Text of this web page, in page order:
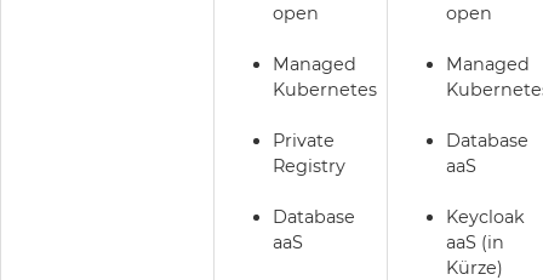
open
Managed
Kubernetes
Private
Registry
Database
aaS
open
Managed
Database
aaS
Keycloak
aaS (in
Kürze)